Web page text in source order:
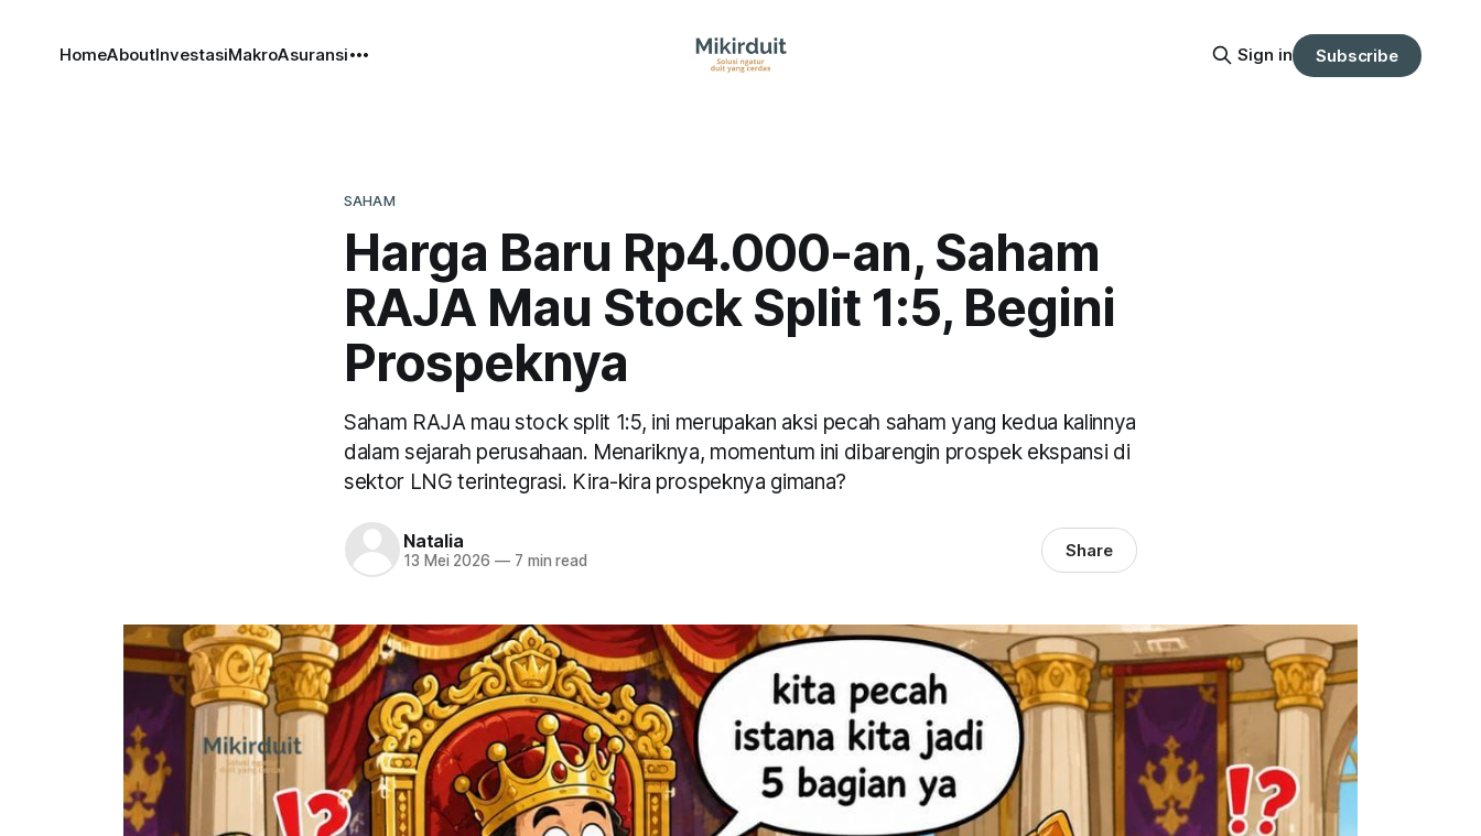
HomeAboutInvestasiMakroAsuransi Sign in Subscribe
SAHAM
Harga Baru Rp4.000-an, Saham
RAJA Mau Stock Split 1:5, Begini
Prospeknya
Saham RAJA mau stock split 1:5, ini merupakan aksi pecah saham yang kedua kalinnya
dalam sejarah perusahaan. Menariknya, momentum ini dibarengin prospek ekspansi di
sektor LNG terintegrasi. Kira-kira prospeknya gimana?
Natalia
13 Mei 2026 —7 min read Share